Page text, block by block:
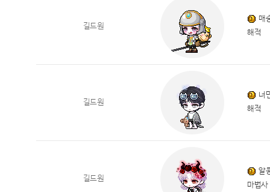
길드원
매
해적
길드원
너
해적
길드원
알
마법사